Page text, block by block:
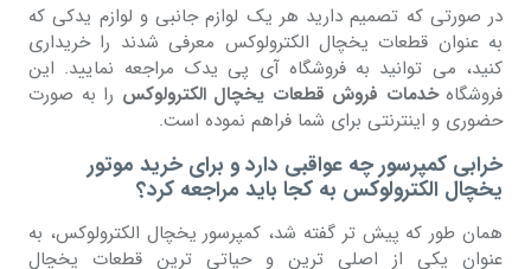
در صورتی که تصمیم دارید هر یک لوازم جانبی و لوازم یدکی که
به عنوان قطعات یخچال الکترولوکس معرفی شدند را خریداری
کنید، می توانید به فروشگاه آی پی یدک مراجعه نمایید. این
فروشگاهخدمات فروش قطعات یخچال الکترولوکس را به صورت
حضوری و اینترنتی برای شما فراهم نموده است.
خرابی کمپرسور چه عواقبی دارد و برای خرید موتور
یخچال الکترولوکس به کجا باید مراجعه کرد؟
همان طور که پیش تر گفته شد، کمپرسور یخچال الکترولوکس، به
عنوان یکی از اصلی ترین و حیاتی ترین قطعات یخچال